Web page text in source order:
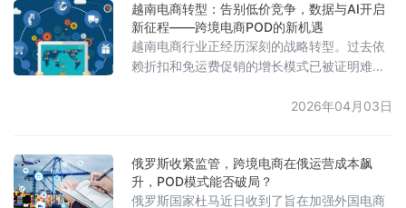
的无人机活动”遭遇中断，并表示正在协助用户
进行迁移。此次袭击引发了市场震荡，导致两
家公司在盘后股价下跌。分析认为，此事件对
全球科技巨头在中东的核心节点造
越南电商转型：告别低价竞争，数据与AI开启
新征程——跨境电商POD的新机遇
越南电商行业正经历深刻的战略转型。过去依
赖折扣和免运费促销的增长模式已被证明难以
K&amp;G越南的电商总监指出，目前的最大挑
影响，因此，数据隐私保护和整合（如通过客
户数据平台）变得尤为重要。同时，企业盈利
2026年04月03日
俄罗斯收紧监管，跨境电商在俄运营成本飙
升，POD模式能否破局？
俄罗斯国家杜马近日收到了旨在加强外国电商